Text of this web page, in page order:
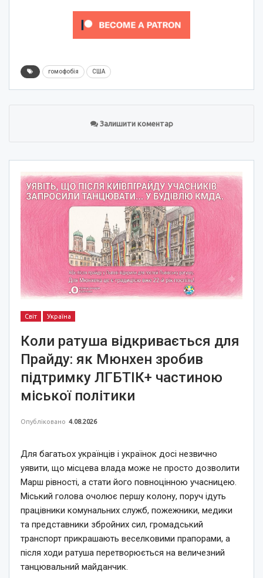
гомофобія США
Залишити коментар
Світ Україна
Коли ратуша відкривається для
Прайду: як Мюнхен зробив
підтримку ЛГБТІК+ частиною
міської політики
Опубліковано 4.08.2026
Для багатьох українців і українок досі незвично
уявити, що місцева влада може не просто дозволити
Марш рівності, а стати його повноцінною учасницею.
Міський голова очолює першу колону, поруч ідуть
працівники комунальних служб, пожежники, медики
та представники збройних сил, громадський
транспорт прикрашають веселковими прапорами, а
після ходи ратуша перетворюється на величезний
танцювальний майданчик.